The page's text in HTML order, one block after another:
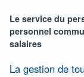
Le service du
personnel
salaires
La gestion de